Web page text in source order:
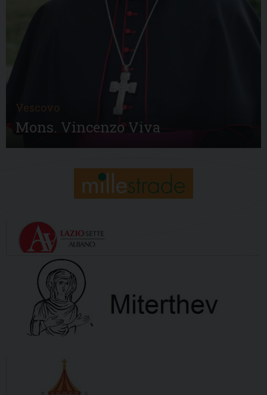
Vescovo
Mons. Vincenzo Viva